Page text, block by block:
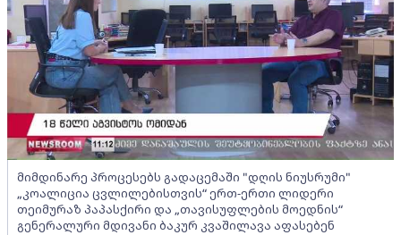
მიმდინარე პროცესებს გადაცემაში "დღის ნიუსრუმი"
„კოალიცია ცვლილებისთვის“ ერთ-ერთი ლიდერი
თეიმურაზ პაპასქირი და „თავისუფლების მოედნის“
გენერალური მდივანი ბაკურ კვაშილავა აფასებენ